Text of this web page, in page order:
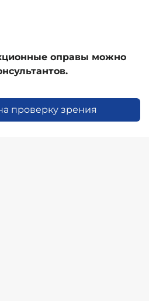
оправы можно
проверку зрения